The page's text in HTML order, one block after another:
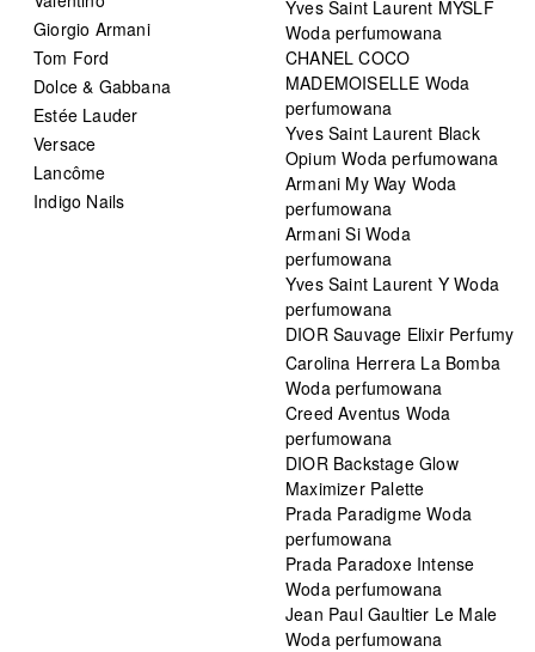
Giorgio Armani
Tom Ford
Dolce & Gabbana
Estée Lauder
Versace
Lancôme
Indigo Nails
Yves Saint Laurent MYSLF
Woda perfumowana
CHANEL COCO
MADEMOISELLE Woda
perfumowana
Yves Saint Laurent Black
Opium Woda perfumowana
Armani My Way Woda
perfumowana
Armani Si Woda
perfumowana
Yves Saint Laurent Y Woda
perfumowana
DIOR Sauvage Elixir Perfumy
Carolina Herrera La Bomba
Woda perfumowana
Creed Aventus Woda
perfumowana
DIOR Backstage Glow
Maximizer Palette
Prada Paradigme Woda
perfumowana
Prada Paradoxe Intense
Woda perfumowana
Jean Paul Gaultier Le Male
Woda perfumowana